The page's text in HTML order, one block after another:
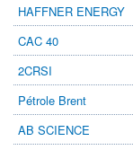
HAFFNER ENERGY
CAC 40
2CRSI
Pétrole Brent
AB SCIENCE